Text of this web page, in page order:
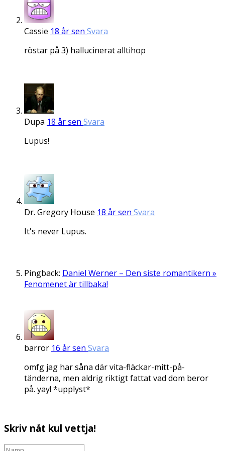
Cassie 18 år sen Svara
röstar på 3) hallucinerat alltihop
Dupa 18 år sen Svara
Lupus!
Dr. Gregory House 18 år sen Svara
It's never Lupus.
Pingback: Daniel Werner – Den siste romantikern »
Fenomenet är tillbaka!
barror 16 år sen Svara
omfg jag har såna där vita-fläckar-mitt-på-
tänderna, men aldrig riktigt fattat vad dom beror
på. yay! *upplyst*
Skriv nåt kul vettja!